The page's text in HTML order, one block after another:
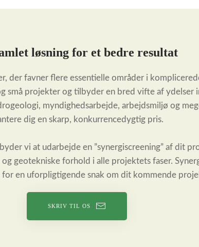
løsning for et bedre resultat
der favner flere essentielle områder i
små projekter og tilbyder en bred vifte af ydelser
myndighedsarbejde, arbejdsmiljø og
dig en skarp, konkurrencedygtig pris.
vi at udarbejde en ”synergiscreening” af dit
geotekniske forhold i alle projektets faser.
en uforpligtigende snak om dit kommende
SKRIV TIL OS